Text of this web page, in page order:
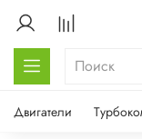
Двигатели